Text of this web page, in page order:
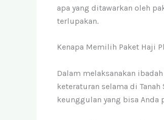
apa yang ditawarkan oleh
terlupakan.
Kenapa Memilih Paket Haji
Dalam melaksanakan
keteraturan selama di
keunggulan yang bisa Anda